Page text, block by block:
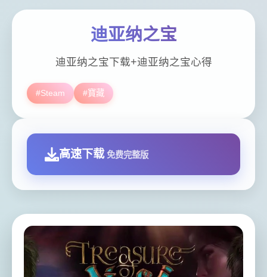
迪亚纳之宝
迪亚纳之宝下载+迪亚纳之宝心得
#Steam #寶藏
高速下载 免费完整版